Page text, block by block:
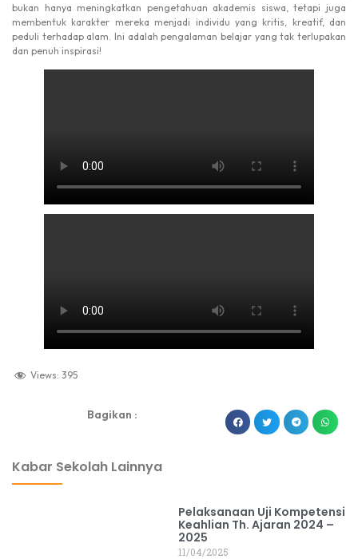
bukan hanya meningkatkan pengetahuan akademis siswa, tetapi juga
membentuk karakter mereka menjadi individu yang kritis, kreatif, dan
peduli terhadap alam. Ini adalah pengalaman belajar yang tak terlupakan
dan penuh inspirasi!
Views: 395
Bagikan :
Kabar Sekolah Lainnya
Pelaksanaan Uji Kompetensi
Keahlian Th. Ajaran 2024 –
2025
11/04/2025